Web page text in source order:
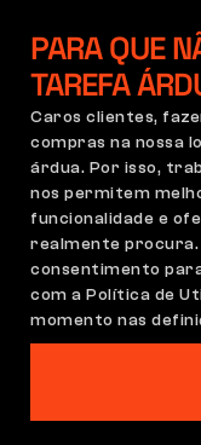
Calçado de lazer
o tornozelo
Calças
Moletons
Condições Gerais
Configuração de
PARA QUE
TAREFA
Caros clientes,
compras na nossa
árdua. Por isso,
nos permitem
funcionalidade e
realmente
consentimento
com a Política de
momento nas